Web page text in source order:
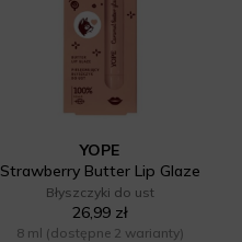
YOPE
Strawberry Butter Lip Glaze
Błyszczyki do ust
26,99 zł
8 ml (dostępne 2 warianty)